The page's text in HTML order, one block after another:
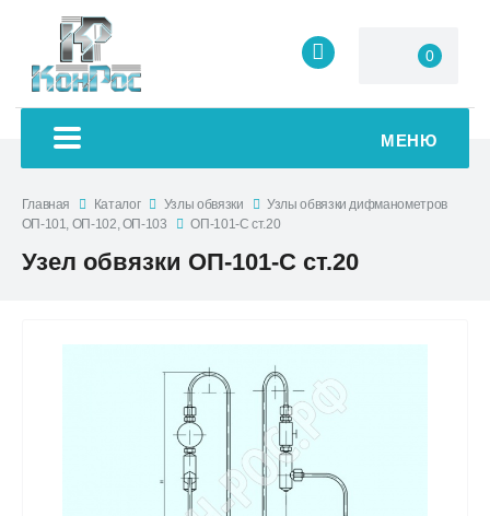
0
МЕНЮ
Главная Каталог Узлы обвязки
Узлы обвязки дифманометров
ОП-101, ОП-102, ОП-103
ОП-101-С ст.20
Узел обвязки ОП-101-С ст.20